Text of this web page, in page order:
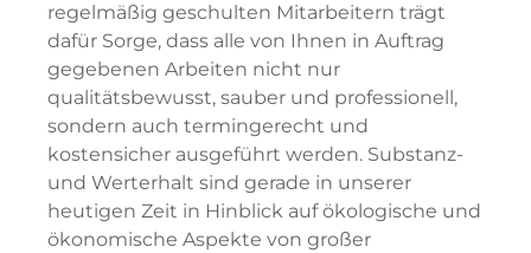
regelmäßig geschulten Mitarbeitern trägt
dafür Sorge, dass alle von Ihnen in Auftrag
gegebenen Arbeiten nicht nur
qualitätsbewusst, sauber und professionell,
sondern auch termingerecht und
kostensicher ausgeführt werden. Substanz-
und Werterhalt sind gerade in unserer
heutigen Zeit in Hinblick auf ökologische und
ökonomische Aspekte von großer